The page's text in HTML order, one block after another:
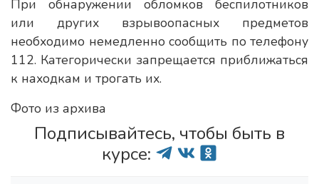
При обнаружении обломков беспилотников
или других взрывоопасных предметов
необходимо немедленно сообщить по телефону
112. Категорически запрещается приближаться
к находкам и трогать их.
Фото из архива
Подписывайтесь, чтобы быть в
курсе: